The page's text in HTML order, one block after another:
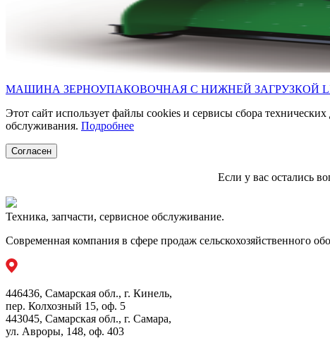
МАШИНА ЗЕРНОУПАКОВОЧНАЯ С НИЖНЕЙ ЗАГРУЗКОЙ
Этот сайт использует файлы cookies и сервисы сбора
обслуживания. Подробнее
Согласен
Если у вас остались
Техника, запчасти, сервисное обслуживание.
Современная компания в сфере продаж сельскохозяйственного
446436, Самарская обл., г. Кинель,
пер. Колхозный 15, оф. 5
443045, Самарская обл., г. Самара,
ул. Авроры, 148, оф. 403